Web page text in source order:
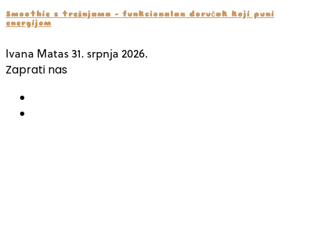
Smoothie s trešnjama – funkcionalan doručak koji puni
energijom
Ivana Matas31. srpnja 2026.
Zaprati nas